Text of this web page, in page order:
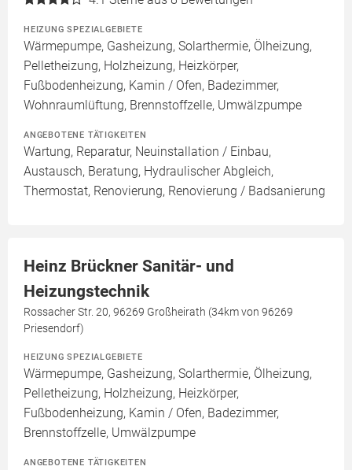
HEIZUNG SPEZIALGEBIETE
Wärmepumpe, Gasheizung, Solarthermie, Ölheizung,
Pelletheizung, Holzheizung, Heizkörper,
Fußbodenheizung, Kamin / Ofen, Badezimmer,
Wohnraumlüftung, Brennstoffzelle, Umwälzpumpe
ANGEBOTENE TÄTIGKEITEN
Wartung, Reparatur, Neuinstallation / Einbau,
Austausch, Beratung, Hydraulischer Abgleich,
Thermostat, Renovierung, Renovierung / Badsanierung
Heinz Brückner Sanitär- und
Heizungstechnik
Rossacher Str. 20, 96269 Großheirath (34km von 96269
Priesendorf)
HEIZUNG SPEZIALGEBIETE
Wärmepumpe, Gasheizung, Solarthermie, Ölheizung,
Pelletheizung, Holzheizung, Heizkörper,
Fußbodenheizung, Kamin / Ofen, Badezimmer,
Brennstoffzelle, Umwälzpumpe
ANGEBOTENE TÄTIGKEITEN